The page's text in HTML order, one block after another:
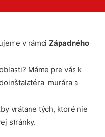
v rámci Západného
Máme pre vás k
murára a
vrátane tých, ktoré nie
stránky.